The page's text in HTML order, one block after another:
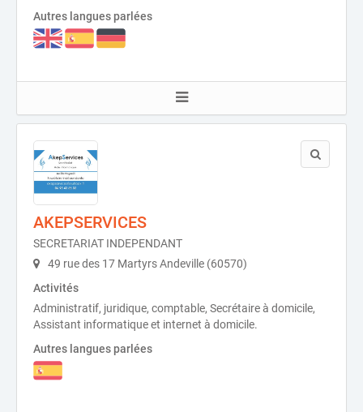
Autres langues parlées
AKEPSERVICES
SECRETARIAT INDEPENDANT
49 rue des 17 Martyrs Andeville (60570)
Activités
Administratif, juridique, comptable, Secrétaire à domicile,
Assistant informatique et internet à domicile.
Autres langues parlées